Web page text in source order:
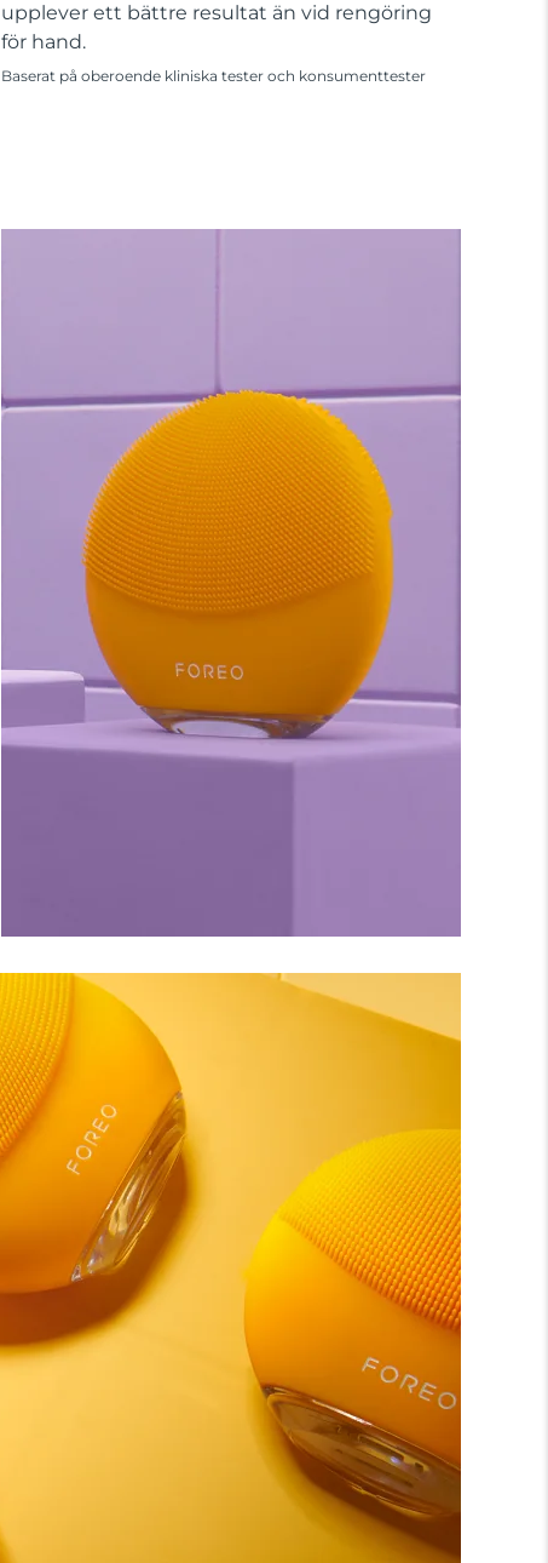
upplever ett bättre resultat än vid rengöring
för hand.
Baserat på oberoende kliniska tester och konsumenttester